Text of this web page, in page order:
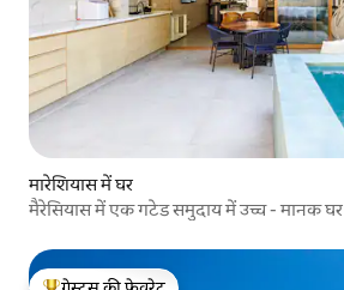
मारेशियास में घर
मैरेसियास में एक गटेड समुदाय में उच्च - मानक घर